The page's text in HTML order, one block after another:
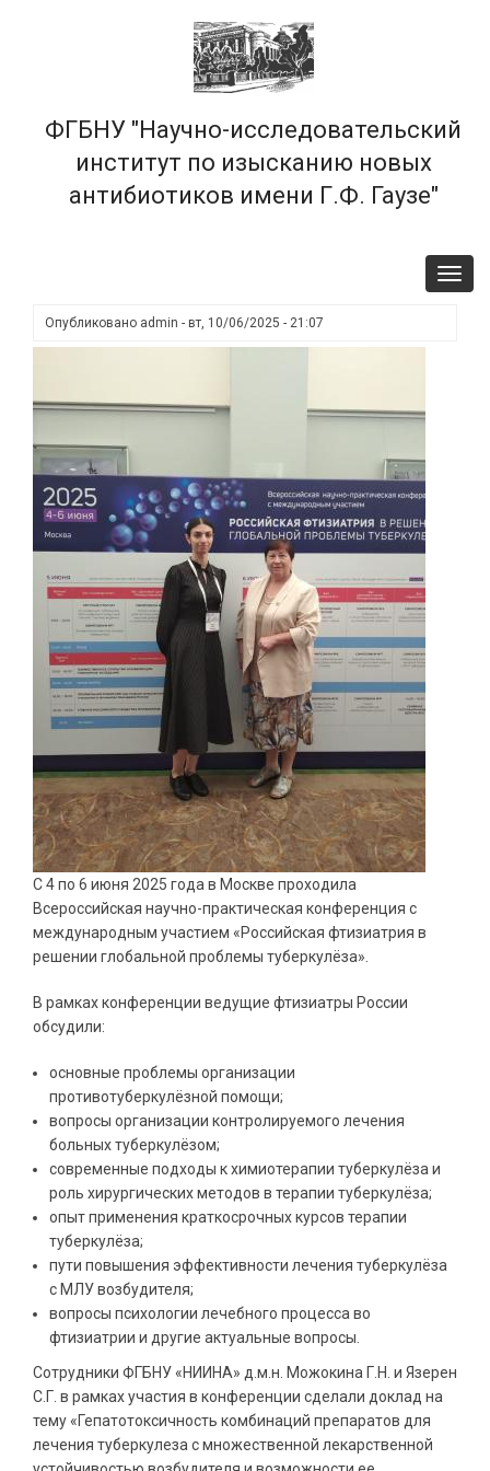
ФГБНУ "Научно-исследовательский
институт по изысканию новых
антибиотиков имени Г.Ф. Гаузе"
Опубликовано admin - вт, 10/06/2025 - 21:07
С 4 по 6 июня 2025 года в Москве проходила
Всероссийская научно-практическая конференция с
международным участием «Российская фтизиатрия в
решении глобальной проблемы туберкулёза».
В рамках конференции ведущие фтизиатры России
обсудили:
основные проблемы организации
противотуберкулёзной помощи;
вопросы организации контролируемого лечения
больных туберкулёзом;
современные подходы к химиотерапии туберкулёза и
роль хирургических методов в терапии туберкулёза;
опыт применения краткосрочных курсов терапии
туберкулёза;
пути повышения эффективности лечения туберкулёза
с МЛУ возбудителя;
вопросы психологии лечебного процесса во
фтизиатрии и другие актуальные вопросы.
Сотрудники ФГБНУ «НИИНА» д.м.н. Можокина Г.Н. и Язерен
С.Г. в рамках участия в конференции сделали доклад на
тему «Гепатотоксичность комбинаций препаратов для
лечения туберкулеза с множественной лекарственной
×